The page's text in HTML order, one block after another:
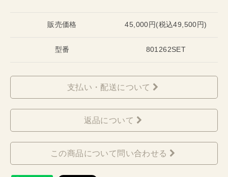
販売価格 45,000円(税込49,500円)
型番 801262SET
支払い・配送について
返品について
この商品について問い合わせる